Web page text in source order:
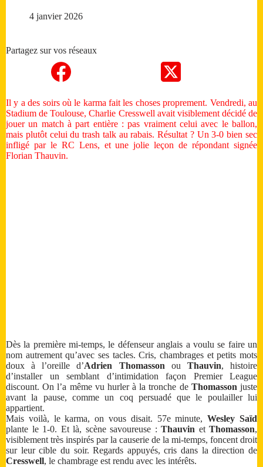
4 janvier 2026
Partagez sur vos réseaux
Il y a des soirs où le karma fait les choses proprement. Vendredi, au
Stadium de Toulouse, Charlie Cresswell avait visiblement décidé de
jouer un match à part entière : pas vraiment celui avec le ballon,
mais plutôt celui du trash talk au rabais. Résultat ? Un 3-0 bien sec
infligé par le RC Lens, et une jolie leçon de répondant signée
Florian Thauvin.
Dès la première mi-temps, le défenseur anglais a voulu se faire un
nom autrement qu’avec ses tacles. Cris, chambrages et petits mots
doux à l’oreille d’Adrien Thomasson ou Thauvin, histoire
d’installer un semblant d’intimidation façon Premier League
discount. On l’a même vu hurler à la tronche de Thomasson juste
avant la pause, comme un coq persuadé que le poulailler lui
appartient.
Mais voilà, le karma, on vous disait. 57e minute,Wesley Saïd
plante le 1-0. Et là, scène savoureuse : Thauvin et Thomasson,
visiblement très inspirés par la causerie de la mi-temps, foncent droit
sur leur cible du soir. Regards appuyés, cris dans la direction de
Cresswell, le chambrage est rendu avec les intérêts.